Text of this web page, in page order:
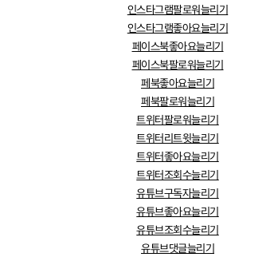
인스타그램팔로워늘리기
인스타그램좋아요늘리기
페이스북좋아요늘리기
페이스북팔로워늘리기
페북좋아요늘리기
페북팔로워늘리기
트위터팔로워늘리기
트위터리트윗늘리기
트위터좋아요늘리기
트위터조회수늘리기
유튜브구독자늘리기
유튜브좋아요늘리기
유튜브조회수늘리기
유튜브댓글늘리기